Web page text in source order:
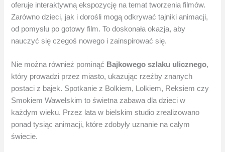
oferuje interaktywną ekspozycję na temat tworzenia filmów.
Zarówno dzieci, jak i dorośli mogą odkrywać tajniki animacji,
od pomysłu po gotowy film. To doskonała okazja, aby
nauczyć się czegoś nowego i zainspirować się.
Nie można również pominąć Bajkowego szlaku ulicznego,
który prowadzi przez miasto, ukazując rzeźby znanych
postaci z bajek. Spotkanie z Bolkiem, Lolkiem, Reksiem czy
Smokiem Wawelskim to świetna zabawa dla dzieci w
każdym wieku. Przez lata w bielskim studio zrealizowano
ponad tysiąc animacji, które zdobyły uznanie na całym
świecie.